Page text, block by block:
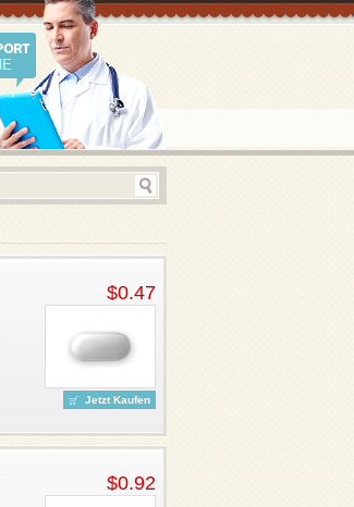
$0.47
Jetzt Kaufen
$0.92